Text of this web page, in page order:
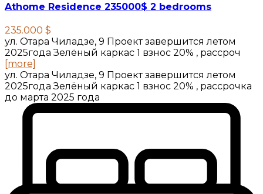
Athome Residence 235000$ 2 bedrooms
235.000 $
ул. Отара Чиладзе, 9 Проект завершится летом
2025года Зелёный каркас 1 взнос 20% , рассроч
[more]
ул. Отара Чиладзе, 9 Проект завершится летом
2025года Зелёный каркас 1 взнос 20% , рассрочка
до марта 2025 года